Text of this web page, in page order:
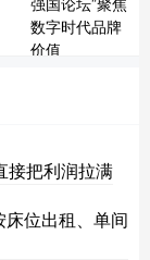
接把利润拉满
位出租、单间